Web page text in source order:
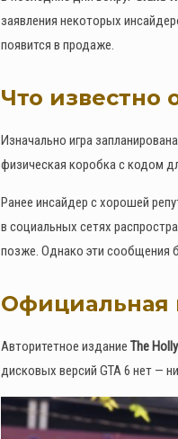
заявления некоторых
появится в продаже.
Что известно
Изначально игра
физическая коробка с кодом
Ранее инсайдер с хорошей
в социальных сетях
позже. Однако эти сообщения
Официальная
Авторитетное издание The
дисковых версий GTA 6 нет —
В GTA Online
проблем
0
197
Как получить
номерной знак
GTA Online на
0
146